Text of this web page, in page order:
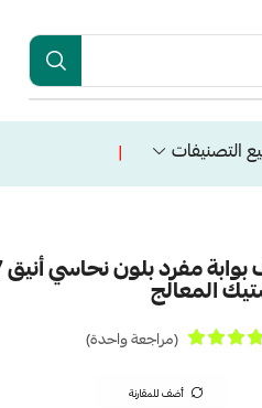
التصنيفات ❘
المعالج
(مراجعة واحدة)
أضف للمقارنة